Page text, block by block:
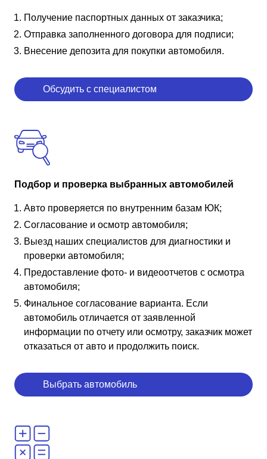
Получение паспортных данных от заказчика;
Отправка заполненного договора для подписи;
Внесение депозита для покупки автомобиля.
Обсудить с специалистом
Подбор и проверка выбранных автомобилей
Авто проверяется по внутренним базам ЮК;
Согласование и осмотр автомобиля;
Выезд наших специалистов для диагностики и
проверки автомобиля;
Предоставление фото- и видеоотчетов с осмотра
автомобиля;
Финальное согласование варианта. Если
автомобиль отличается от заявленной
информации по отчету или осмотру, заказчик может
отказаться от авто и продолжить поиск.
Выбрать автомобиль